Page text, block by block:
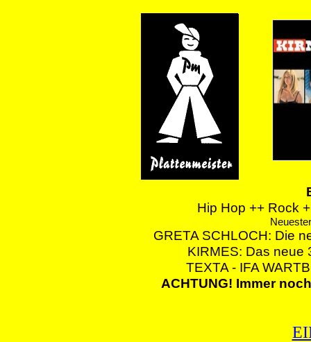
Hip Hop ++ Rock
GRETA SCHLOCH: Die
KIRMES: Das neue
TEXTA - IFA
ACHTUNG! Immer